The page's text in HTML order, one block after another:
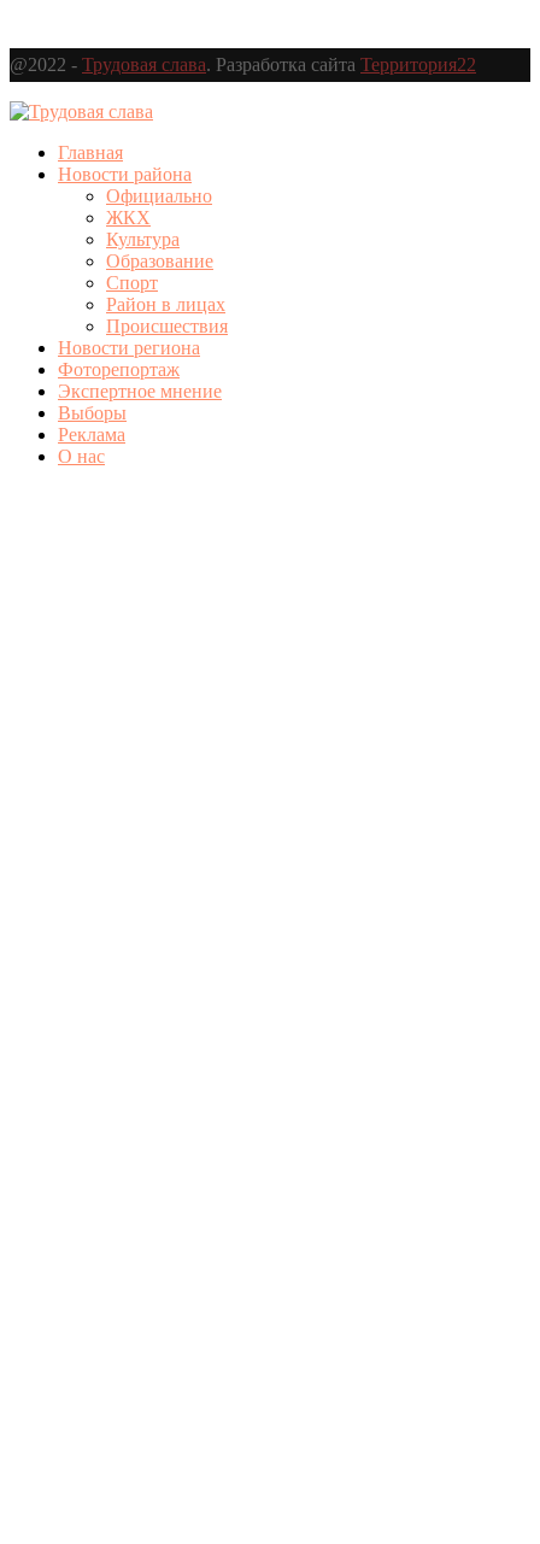
@2022 - Трудовая слава. Разработка сайта Территория22
Главная
Новости района
Официально
ЖКХ
Культура
Образование
Спорт
Район в лицах
Происшествия
Новости региона
Фоторепортаж
Экспертное мнение
Выборы
Реклама
О нас